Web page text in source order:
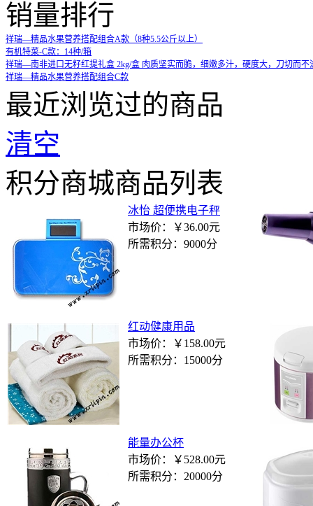
销量排行
祥瑞—精品水果营养搭配组合A款（8种5.5公斤以上）
有机特菜-C款：14种/箱
祥瑞—南非进口无籽红提礼盒 2kg/盒 肉质坚实而脆，细嫩多汁，硬度大，刀切而不
祥瑞—精品水果营养搭配组合C款
最近浏览过的商品
清空
积分商城商品列表
冰怡 超便携电子秤
市场价：
￥36.00元
所需积分： 9000分
红动健康用品
市场价：
￥158.00元
所需积分： 15000分
能量办公杯
市场价：
￥528.00元
所需积分： 20000分